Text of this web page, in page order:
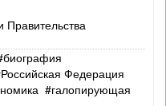
Правительства
биография
Российская Федерация
галопирующая